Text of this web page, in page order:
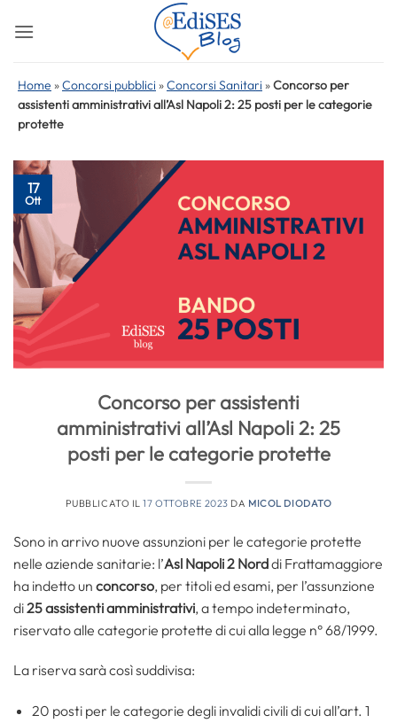
Home »Concorsi pubblici »Concorsi Sanitari »Concorso per
assistenti amministrativi all’Asl Napoli 2: 25 posti per le categorie
protette
17
Ott
Concorso per assistenti
amministrativi all’Asl Napoli 2: 25
posti per le categorie protette
PUBBLICATO IL17 OTTOBRE 2023 DA MICOL DIODATO
Sono in arrivo nuove assunzioni per le categorie protette
nelle aziende sanitarie: l’Asl Napoli 2 Norddi Frattamaggiore
ha indetto un concorso, per titoli ed esami, per l’assunzione
di25assistenti amministrativi, a tempo indeterminato,
riservato alle categorie protette di cui alla legge n° 68/1999.
La riserva sarà così suddivisa:
20 posti per le categorie degli invalidi civili di cui all’art. 1